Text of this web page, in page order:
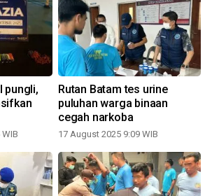
pungli,
Rutan Batam tes urine
puluhan warga binaan
cegah narkoba
17 August 2025 9:09 WIB